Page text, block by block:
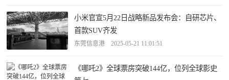
小米官宣5月22日战略新品发布会：自研芯片、
首款SUV齐发
东莞信息港 2025-05-21 11:01:51
《哪吒2》全球票房突破144亿，位列全球影史